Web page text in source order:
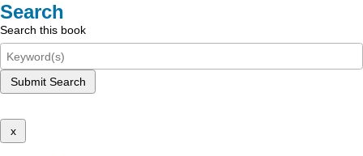
Search
Search this book
Submit Search
x